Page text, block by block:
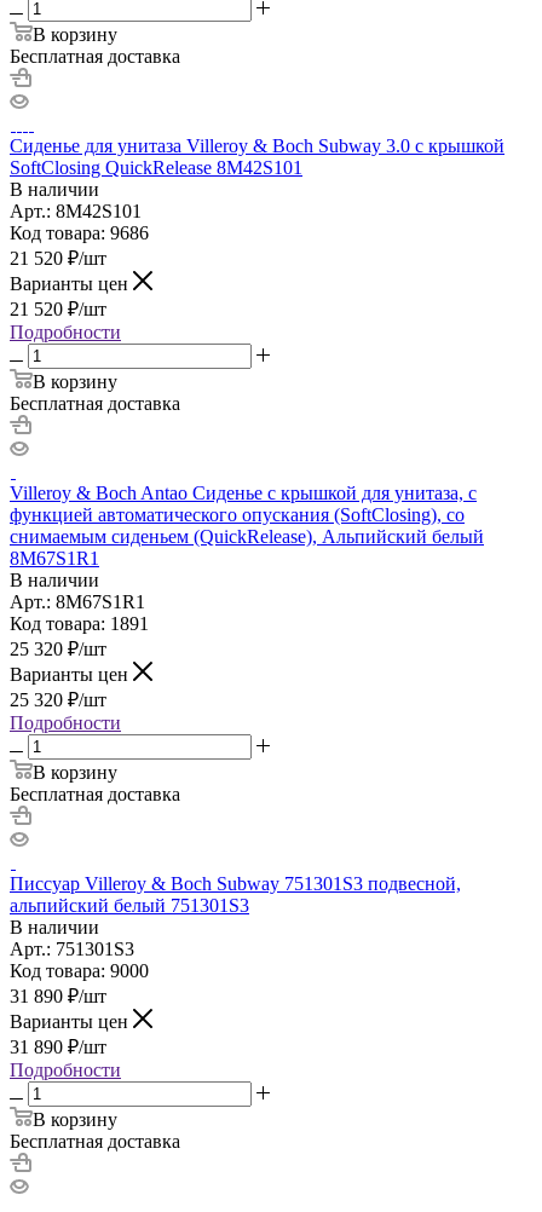
В корзину
Бесплатная доставка
Сиденье для унитаза Villeroy & Boch Subway 3.0 с крышкой
SoftClosing QuickRelease 8M42S101
В наличии
Арт.: 8M42S101
Код товара: 9686
21 520 ₽/шт
Варианты цен
21 520 ₽/шт
Подробности
В корзину
Бесплатная доставка
Villeroy & Boch Antao Сиденье с крышкой для унитаза, с
функцией автоматического опускания (SoftClosing), со
снимаемым сиденьем (QuickRelease), Альпийский белый
8M67S1R1
В наличии
Арт.: 8M67S1R1
Код товара: 1891
25 320 ₽/шт
Варианты цен
25 320 ₽/шт
Подробности
В корзину
Бесплатная доставка
Писсуар Villeroy & Boch Subway 751301S3 подвесной,
альпийский белый 751301S3
В наличии
Арт.: 751301S3
Код товара: 9000
31 890 ₽/шт
Варианты цен
31 890 ₽/шт
Подробности
В корзину
Бесплатная доставка